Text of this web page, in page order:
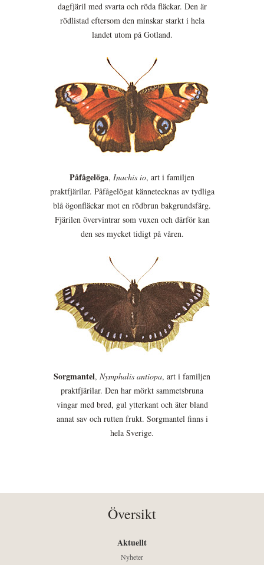
dagfjäril med svarta och röda fläckar. Den är
rödlistad eftersom den minskar starkt i hela
landet utom på Gotland.
Påfågelöga, Inachis io, art i familjen
praktfjärilar. Påfågelögat kännetecknas av tydliga
blå ögonfläckar mot en rödbrun bakgrundsfärg.
Fjärilen övervintrar som vuxen och därför kan
den ses mycket tidigt på våren.
Sorgmantel, Nymphalis antiopa, art i familjen
praktfjärilar. Den har mörkt sammetsbruna
vingar med bred, gul ytterkant och äter bland
annat sav och rutten frukt. Sorgmantel finns i
hela Sverige.
Översikt
Aktuellt
Nyheter